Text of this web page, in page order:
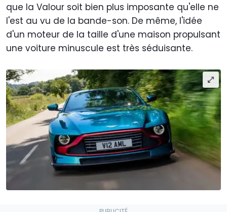
que la Valour soit bien plus imposante qu'elle ne
l'est au vu de la bande-son. De même, l'idée
d'un moteur de la taille d'une maison propulsant
une voiture minuscule est très séduisante.